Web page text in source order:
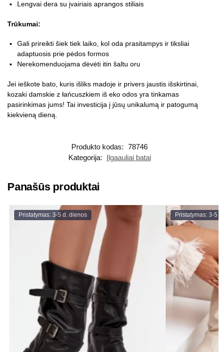
Lengvai dera su įvairiais aprangos stiliais
Trūkumai:
Gali prireikti šiek tiek laiko, kol oda prasitampys ir tiksliai
adaptuosis prie pėdos formos
Nerekomenduojama dėvėti itin šaltu oru
Jei ieškote bato, kuris išliks madoje ir privers jaustis išskirtinai,
kozaki damskie z łańcuszkiem iš eko odos yra tinkamas
pasirinkimas jums! Tai investicija į jūsų unikalumą ir patogumą
kiekvieną dieną.
Produkto kodas: 78746
Kategorija:
Ilgaauliai batai
Panašūs produktai
Pristatymas: 3-5 d. dienos Pristatymas: 3-